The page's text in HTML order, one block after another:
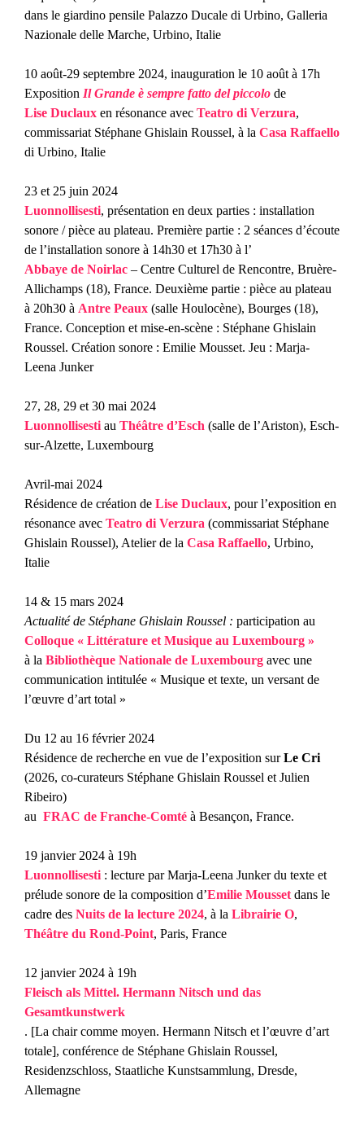
dans le giardino pensile Palazzo Ducale di Urbino, Galleria
Nazionale delle Marche, Urbino, Italie
10 août-29 septembre 2024, inauguration le 10 août à 17h
Exposition Il Grande è sempre fatto del piccolo de
Lise Duclaux en résonance avec Teatro di Verzura,
commissariat Stéphane Ghislain Roussel, à la Casa Raffaello
di Urbino, Italie
23 et 25 juin 2024
Luonnollisesti, présentation en deux parties : installation
sonore / pièce au plateau. Première partie : 2 séances d’écoute
de l’installation sonore à 14h30 et 17h30 à l’
Abbaye de Noirlac – Centre Culturel de Rencontre, Bruère-
Allichamps (18), France. Deuxième partie : pièce au plateau
à 20h30 à Antre Peaux (salle Houlocène), Bourges (18),
France. Conception et mise-en-scène : Stéphane Ghislain
Roussel. Création sonore : Emilie Mousset. Jeu : Marja-
Leena Junker
27, 28, 29 et 30 mai 2024
Luonnollisesti au Théâtre d’Esch (salle de l’Ariston), Esch-
sur-Alzette, Luxembourg
Avril-mai 2024
Résidence de création de Lise Duclaux, pour l’exposition en
résonance avec Teatro di Verzura (commissariat Stéphane
Ghislain Roussel), Atelier de la Casa Raffaello, Urbino,
Italie
14 & 15 mars 2024
Actualité de Stéphane Ghislain Roussel : participation au
Colloque « Littérature et Musique au Luxembourg »
à la Bibliothèque Nationale de Luxembourg avec une
communication intitulée « Musique et texte, un versant de
l’œuvre d’art total »
Du 12 au 16 février 2024
Résidence de recherche en vue de l’exposition surLe Cri
(2026, co-curateurs Stéphane Ghislain Roussel et Julien
Ribeiro)
au FRAC de Franche-Comté à Besançon, France.
19 janvier 2024 à 19h
Luonnollisesti : lecture par Marja-Leena Junker du texte et
prélude sonore de la composition d’Emilie Mousset dans le
cadre des Nuits de la lecture 2024, à la Librairie O,
Théâtre du Rond-Point, Paris, France
12 janvier 2024 à 19h
Fleisch als Mittel. Hermann Nitsch und das
Gesamtkunstwerk
. [La chair comme moyen. Hermann Nitsch et l’œuvre d’art
totale], conférence de Stéphane Ghislain Roussel,
Residenzschloss, Staatliche Kunstsammlung, Dresde,
Allemagne